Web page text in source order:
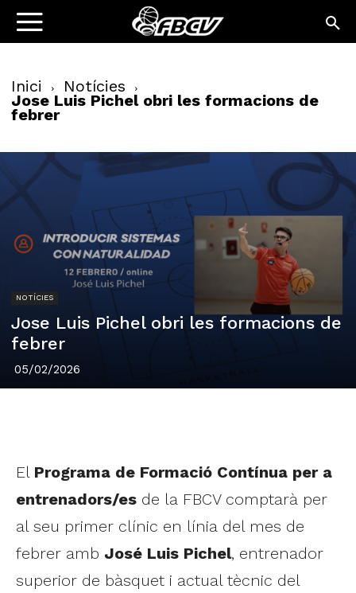
Inici Notícies
Jose Luis Pichel obri les formacions de
febrer
NOTÍCIES
Jose Luis Pichel obri les formacions de
febrer
05/02/2026
El Programa de Formació Contínua per a
entrenadors/es de la FBCV comptarà per
al seu primer clínic en línia del mes de
febrer amb José Luis Pichel, entrenador
superior de bàsquet i actual tècnic del